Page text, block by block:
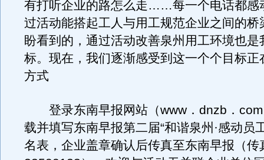
有打听企业的路怎么走……每一个电话都感
过活动能搭起工人与用工规范企业之间的桥
盼看到的，通过活动改善泉州用工环境也是
标。现在，我们逐渐感受到这一个个目标正
方式
登录东南早报网站（www．dnzb．com
载并填写东南早报第二届“和谐泉州·感动员
名表，企业盖章确认后传真至东南早报（